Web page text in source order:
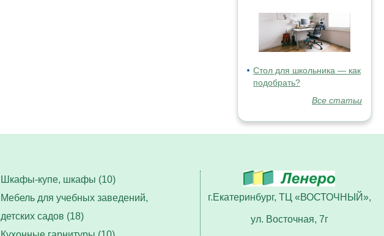
Стол для школьника — как
подобрать?
Все статьи
г.Екатеринбург, ТЦ «ВОСТОЧНЫЙ»,
ул. Восточная, 7г
Шкафы-купе, шкафы (10)
Мебель для учебных заведений,
детских садов (18)